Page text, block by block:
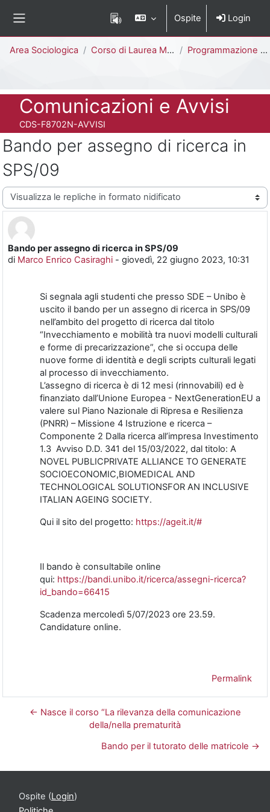
Ospite Login
Area Sociologica Corso di Laurea Magistrale Programmazione e Gestione delle Politiche e dei Servizi Sociali [F8702N - F8701N]
Titolo del corso
Comunicazioni e Avvisi
Codice identificativo del corso
CDS-F8702N-AVVISI
Bando per assegno di ricerca in
SPS/09
Modalità visualizzazione
Bando per assegno di ricerca in SPS/09
di Marco Enrico Casiraghi - giovedì, 22 giugno 2023, 10:31
Numero di risposte: 0
Si segnala agli studenti che presso SDE – Unibo è
uscito il bando per un assegno di ricerca in SPS/09
nell’ambito del progetto di ricerca dal titolo
“Invecchiamento e mobilità tra nuovi modelli culturali
e forme di precarizzazione”, che si occupa delle
nuove forme di identità e degli scripts culturali legati
al processo di invecchiamento.
L’assegno di ricerca è di 12 mesi (rinnovabili) ed è
finanziato dall’Unione Europea - NextGenerationEU a
valere sul Piano Nazionale di Ripresa e Resilienza
(PNRR) – Missione 4 Istruzione e ricerca –
Componente 2 Dalla ricerca all’impresa Investimento
1.3 Avviso D.D. 341 del 15/03/2022, dal titolo: A
NOVEL PUBLICPRIVATE ALLIANCE TO GENERATE
SOCIOECONOMIC,BIOMEDICAL AND
TECHNOLOGICAL SOLUTIONSFOR AN INCLUSIVE
ITALIAN AGEING SOCIETY.
Qui il sito del progetto: https://ageit.it/#
Il bando è consultabile online
qui: https://bandi.unibo.it/ricerca/assegni-ricerca?
id_bando=66415
Scadenza mercoledì 5/07/2023 ore 23.59.
Candidature online.
Permalink
← Nasce il corso “La rilevanza della comunicazione
della/nella prematurità
Bando per il tutorato delle matricole →
Ospite (Login)